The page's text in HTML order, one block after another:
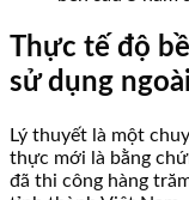
Thực tế độ
sử dụng
Lý thuyết là một
thực mới là bằng
đã thi công hàng